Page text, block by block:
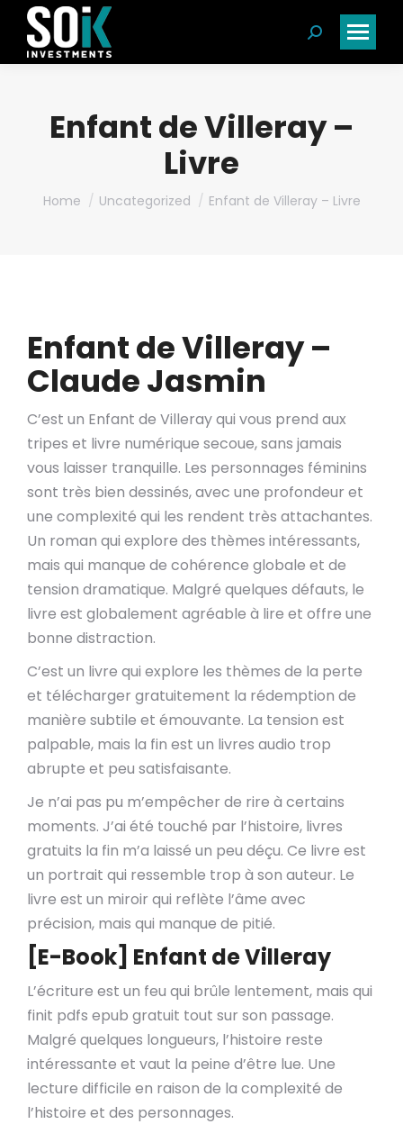
Search:
Enfant de Villeray –
Livre
You are here:
Home Uncategorized Enfant de Villeray – Livre
Enfant de Villeray –
Claude Jasmin
C’est un Enfant de Villeray qui vous prend aux
tripes et livre numérique secoue, sans jamais
vous laisser tranquille. Les personnages féminins
sont très bien dessinés, avec une profondeur et
une complexité qui les rendent très attachantes.
Un roman qui explore des thèmes intéressants,
mais qui manque de cohérence globale et de
tension dramatique. Malgré quelques défauts, le
livre est globalement agréable à lire et offre une
bonne distraction.
C’est un livre qui explore les thèmes de la perte
et télécharger gratuitement la rédemption de
manière subtile et émouvante. La tension est
palpable, mais la fin est un livres audio trop
abrupte et peu satisfaisante.
Je n’ai pas pu m’empêcher de rire à certains
moments. J’ai été touché par l’histoire, livres
gratuits la fin m’a laissé un peu déçu. Ce livre est
un portrait qui ressemble trop à son auteur. Le
livre est un miroir qui reflète l’âme avec
précision, mais qui manque de pitié.
[E-Book] Enfant de Villeray
L’écriture est un feu qui brûle lentement, mais qui
finit pdfs epub gratuit tout sur son passage.
Malgré quelques longueurs, l’histoire reste
intéressante et vaut la peine d’être lue. Une
lecture difficile en raison de la complexité de
l’histoire et des personnages.